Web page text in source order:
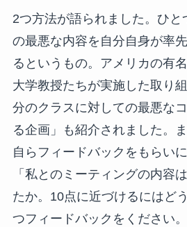
2つ方法が語られました。ひと
の最悪な内容を自分自身が率
るというもの。アメリカの有
大学教授たちが実施した取り
分のクラスに対しての最悪な
る企画」も紹介されました。
自らフィードバックをもらい
「私とのミーティングの内容
たか。10点に近づけるにはど
つフィードバックをください